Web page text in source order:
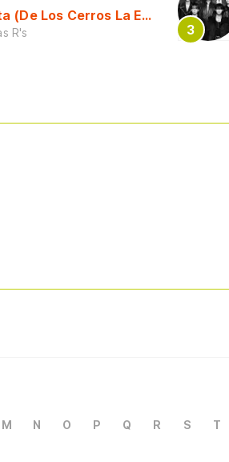
(De Los Cerros La Escuela)
R's
M N O P Q R S T